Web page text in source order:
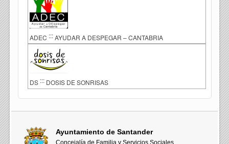
ADEC ::: AYUDAR A DESPEGAR – CANTABRIA
DS ::: DOSIS DE SONRISAS
Ayuntamiento de Santander
Concejalía de Familia y Servicios Sociales